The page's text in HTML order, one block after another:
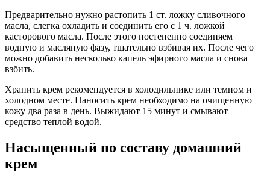
Предварительно нужно растопить 1 ст. ложку сливочного
масла, слегка охладить и соединить его с 1 ч. ложкой
касторового масла. После этого постепенно соединяем
водную и масляную фазу, тщательно взбивая их. После чего
можно добавить несколько капель эфирного масла и снова
взбить.
Хранить крем рекомендуется в холодильнике или темном и
холодном месте. Наносить крем необходимо на очищенную
кожу два раза в день. Выжидают 15 минут и смывают
средство теплой водой.
Насыщенный по составу домашний
крем